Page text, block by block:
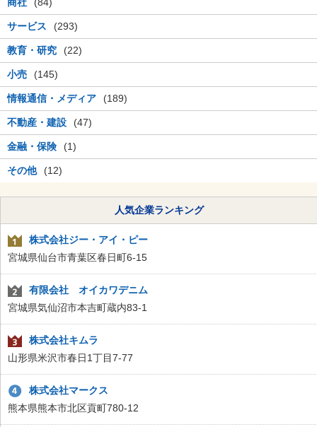
サービス (293)
教育・研究 (22)
小売 (145)
情報通信・メディア (189)
不動産・建設 (47)
金融・保険 (1)
その他 (12)
人気企業ランキング
株式会社ジー・アイ・ピー
宮城県仙台市青葉区春日町6-15
有限会社 オイカワデニム
宮城県気仙沼市本吉町蔵内83-1
株式会社キムラ
山形県米沢市春日1丁目7-77
株式会社マークス
熊本県熊本市北区貢町780-12